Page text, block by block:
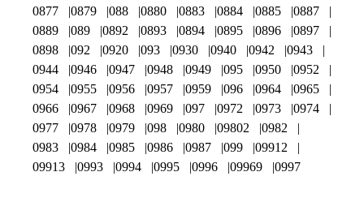
0877
0879 088 0880 0883 0884 0885
0887
0889
089 0892 0893 0894 0895 0896
0897
0898
092 0920 093 0930 0940 0942
0943
0944
0946 0947 0948 0949 095 0950
0952
0954
0955 0956 0957 0959 096 0964
0965
0966
0967 0968 0969 097 0972 0973
0974
0977
0978 0979 098 0980 09802
0982
0983
0984 0985 0986 0987 099
09912
09913
0993 0994 0995 0996 09969 0997